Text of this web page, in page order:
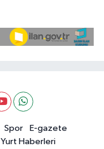
Spor
E-gazete
Yurt Haberleri